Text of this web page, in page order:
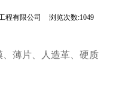
程有限公司 浏览次数:1049
薄片、人造革、硬质